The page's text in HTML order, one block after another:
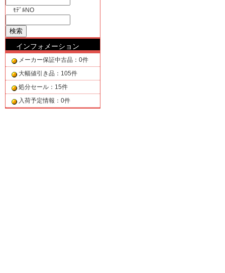
ﾓﾃﾞﾙNO
インフォメーション
メーカー保証中古品：0件
大幅値引き品：105件
処分セール：15件
入荷予定情報：0件